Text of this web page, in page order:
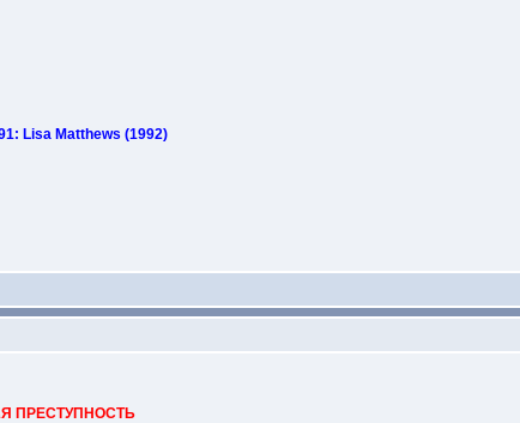
Lisa Matthews (1992)
ПРЕСТУПНОСТЬ